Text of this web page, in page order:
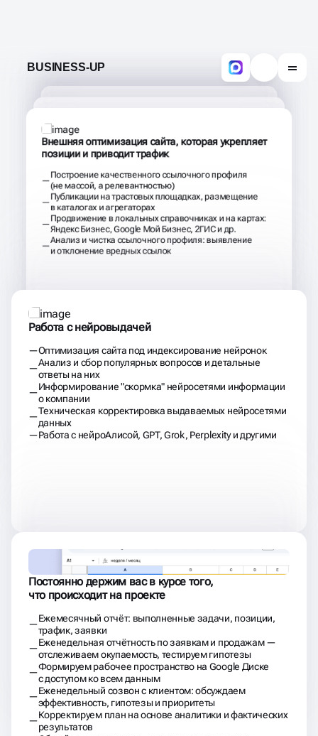
Внешняя оптимизация сайта, которая укрепляет
позиции и приводит трафик
Построение качественного ссылочного профиля
(не массой, а релевантностью)
Публикации на трастовых площадках, размещение
в каталогах и агрегаторах
Продвижение в локальных справочниках и на картах:
Яндекс Бизнес, Google Мой Бизнес, 2ГИС и др.
Анализ и чистка ссылочного профиля: выявление
и отклонение вредных ссылок
Работа с нейровыдачей
Оптимизация сайта под индексирование нейронок
Анализ и сбор популярных вопросов и детальные
ответы на них
Информирование "скормка" нейросетями информации
о компании
Техническая корректировка выдаваемых нейросетями
данных
Работа с нейроАлисой, GPT, Grok, Perplexity и другими
Постоянно держим вас в курсе того,
что происходит на проекте
Ежемесячный отчёт: выполненные задачи, позиции,
трафик, заявки
Еженедельная отчётность по заявкам и продажам —
отслеживаем окупаемость, тестируем гипотезы
Формируем рабочее пространство на Google Диске
с доступом ко всем данным
Еженедельный созвон с клиентом: обсуждаем
эффективность, гипотезы и приоритеты
Корректируем план на основе аналитики и фактических
результатов